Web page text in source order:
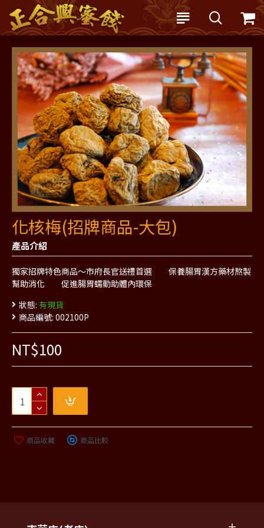
化核梅(招牌商品-大包)
產品介紹
獨家招牌特色商品～市府長官送禮首選 保養腸胃漢方藥材熬製
幫助消化 促進腸胃蠕動助體內環保
狀態: 有現貨
商品編號: 002100P
NT$100
商品收藏 商品比較